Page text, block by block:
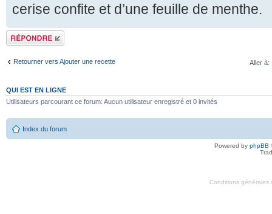
cerise confite et d’une feuille de menthe.
Répondre
Retourner vers Ajouter une recette Aller à:
QUI EST EN LIGNE
Utilisateurs parcourant ce forum: Aucun utilisateur enregistré et 0 invités
Index du forum
Powered by phpBB
Conditions générales